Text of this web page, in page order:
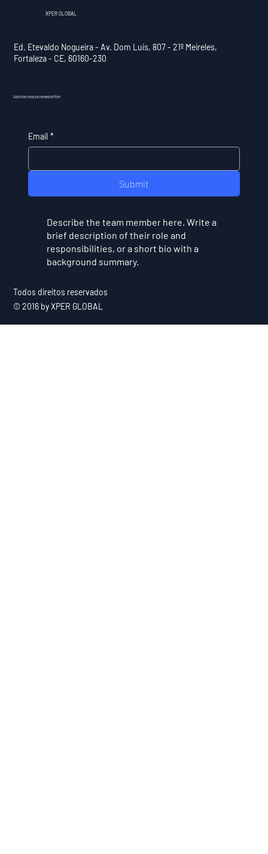
XPER GLOBAL
Ed. Etevaldo Nogueira - Av. Dom Luís, 807 - 21º Meireles,
Fortaleza - CE, 60160-230
Assine nossa newsletter
Email *
Submit
Describe the team member here. Write a
brief description of their role and
responsibilities, or a short bio with a
background summary.
Todos direitos reservados
© 2016 by XPER GLOBAL